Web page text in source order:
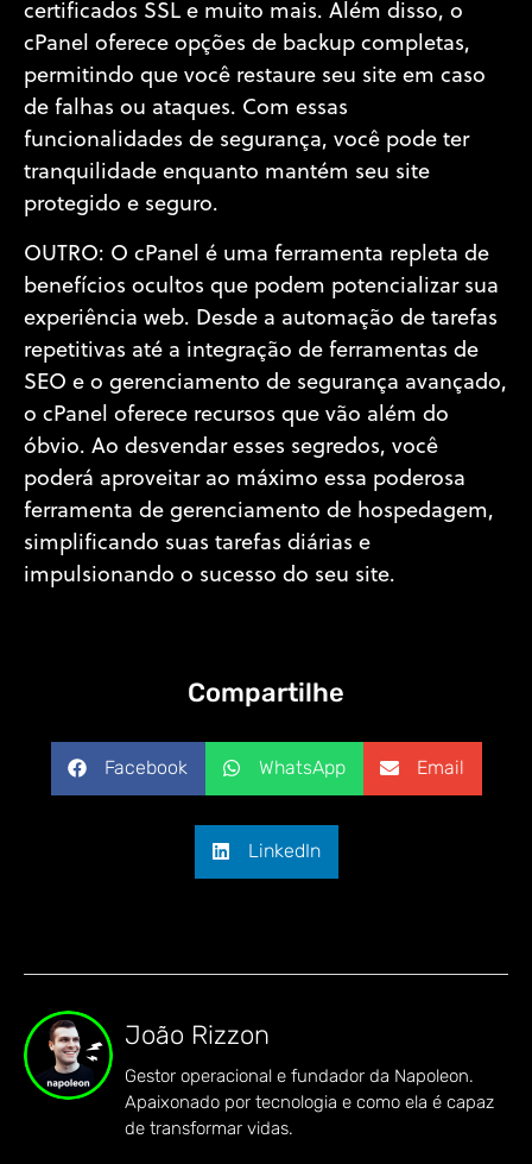
certificados SSL e muito mais. Além disso, o
cPanel oferece opções de backup completas,
permitindo que você restaure seu site em caso
de falhas ou ataques. Com essas
funcionalidades de segurança, você pode ter
tranquilidade enquanto mantém seu site
protegido e seguro.
OUTRO: O cPanel é uma ferramenta repleta de
benefícios ocultos que podem potencializar sua
experiência web. Desde a automação de tarefas
repetitivas até a integração de ferramentas de
SEO e o gerenciamento de segurança avançado,
o cPanel oferece recursos que vão além do
óbvio. Ao desvendar esses segredos, você
poderá aproveitar ao máximo essa poderosa
ferramenta de gerenciamento de hospedagem,
simplificando suas tarefas diárias e
impulsionando o sucesso do seu site.
Compartilhe
Facebook WhatsApp Email
LinkedIn
João Rizzon
Gestor operacional e fundador da Napoleon.
Apaixonado por tecnologia e como ela é capaz
de transformar vidas.